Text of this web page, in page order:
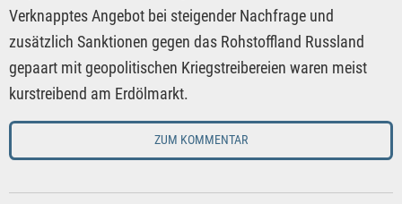
Verknapptes Angebot bei steigender Nachfrage und
zusätzlich Sanktionen gegen das Rohstoffland Russland
gepaart mit geopolitischen Kriegstreibereien waren meist
kurstreibend am Erdölmarkt.
ZUM KOMMENTAR